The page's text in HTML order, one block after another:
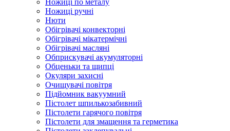
Ножиці по металу
Ножиці ручні
Нюти
Обігрівачі конвекторні
Обігрівачі мікатермічні
Обігрівачі масляні
Обприскувачі акумуляторні
Обценьки та щипці
Окуляри захисні
Очищувачі повітря
Підйомник вакуумний
Пістолет шпилькозабивний
Пістолети гарячого повітря
Пістолети для змащення та герметика